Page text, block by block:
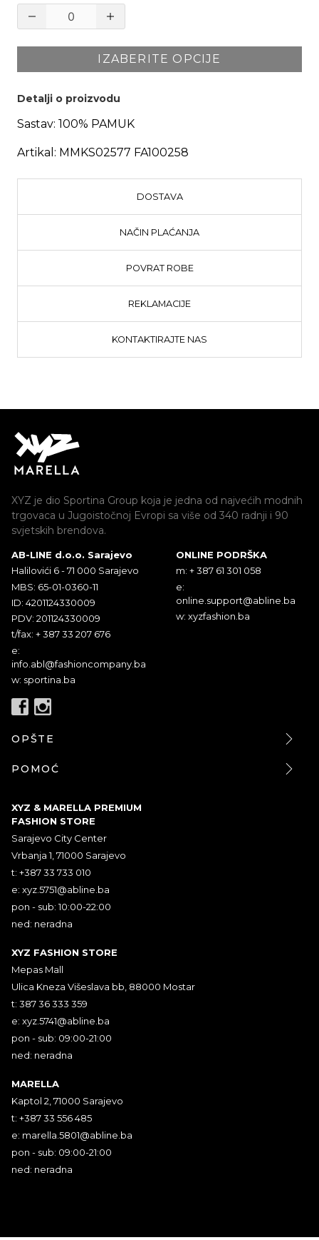
IZABERITE OPCIJE
Detalji o proizvodu
Sastav: 100% PAMUK
Artikal: MMKS02577 FA100258
DOSTAVA
NAČIN PLAĆANJA
POVRAT ROBE
REKLAMACIJE
KONTAKTIRAJTE NAS
XYZ je dio Sportina Group koja je jedna od najvećih modnih
trgovaca u Jugoistočnoj Evropi sa više od 340 radnji i 90
svjetskih brendova.
AB-LINE d.o.o. Sarajevo
Halilovići 6 - 71 000 Sarajevo
MBS: 65-01-0360-11
ID: 4201124330009
PDV: 201124330009
t/fax: + 387 33 207 676
e:
info.abl@fashioncompany.ba
w: sportina.ba
ONLINE PODRŠKA
m: + 387 61 301 058
e:
online.support@abline.ba
w: xyzfashion.ba
OPŠTE
POMOĆ
XYZ & MARELLA PREMIUM
FASHION STORE
Sarajevo City Center
Vrbanja 1, 71000 Sarajevo
t: +387 33 733 010
e: xyz.5751@abline.ba
pon - sub: 10:00-22:00
ned: neradna
XYZ FASHION STORE
Mepas Mall
Ulica Kneza Višeslava bb, 88000 Mostar
t: 387 36 333 359
e: xyz.5741@abline.ba
pon - sub: 09:00-21:00
ned: neradna
MARELLA
Kaptol 2, 71000 Sarajevo
t: +387 33 556 485
e: marella.5801@abline.ba
pon - sub: 09:00-21:00
ned: neradna